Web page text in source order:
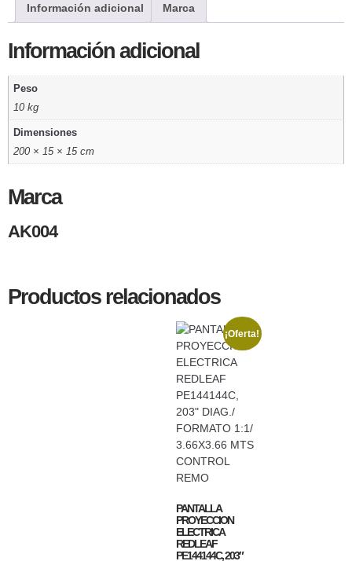
Información adicional Marca
Información adicional
Peso
10 kg
Dimensiones
200 × 15 × 15 cm
Marca
AK004
Productos relacionados
¡Oferta!
PANTALLA
PROYECCION
ELECTRICA
REDLEAF
PE144144C, 203″